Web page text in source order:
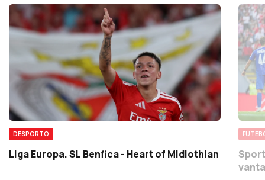
DESPORTO
Liga Europa. SL Benfica - Heart of Midlothian